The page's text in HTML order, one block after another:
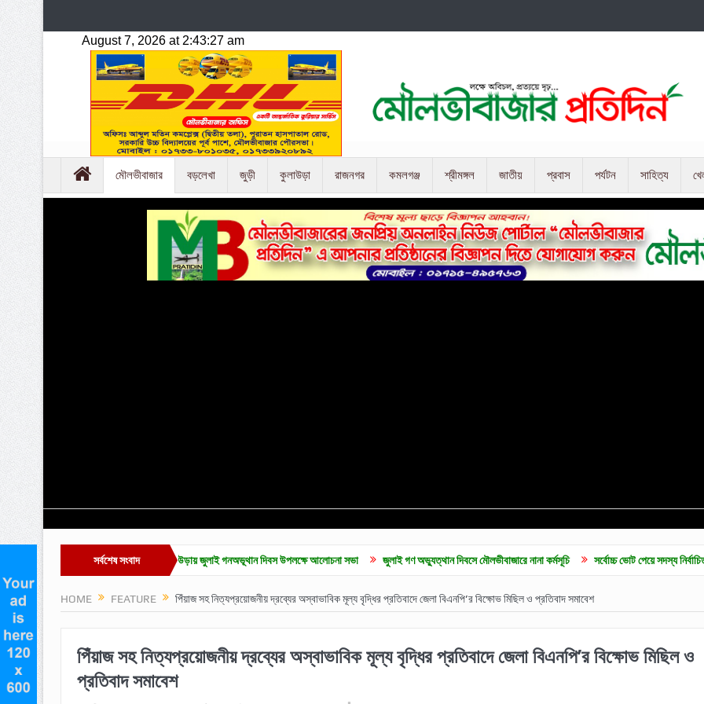
মৌলভীবাজার বড়লেখা জুড়ী কুলাউড়া রাজনগর কমলগঞ্জ শ্রীমঙ্গল জাতীয় প্রবাস পর্যটন সাহিত্য
সর্বশেষ সংবাদ
প্রদান অনুষ্ঠান সম্পন্ন কুলাউড়ায় জুলাই গনঅভূথান দিবস উপলক্ষে আলোচনা সভা জুলাই গণ অভ্যুত্থান দিবসে মৌলভীবাজারে নানা কর্মসূচি সর্বোচ্চ ভোট পেয়ে সদস্য নির্বাচিত হলেন
HOME FEATURE পিঁয়াজ সহ নিত্যপ্রয়োজনীয় দ্রব্যের অস্বাভাবিক মূল্য বৃদ্ধির প্রতিবাদে জেলা বিএনপি’র বিক্ষোভ মিছিল ও প্রতিবাদ সমাবেশ
পিঁয়াজ সহ নিত্যপ্রয়োজনীয় দ্রব্যের অস্বাভাবিক মূল্য বৃদ্ধির প্রতিবাদে জেলা বিএনপি’র বিক্ষোভ মিছিল ও
প্রতিবাদ সমাবেশ